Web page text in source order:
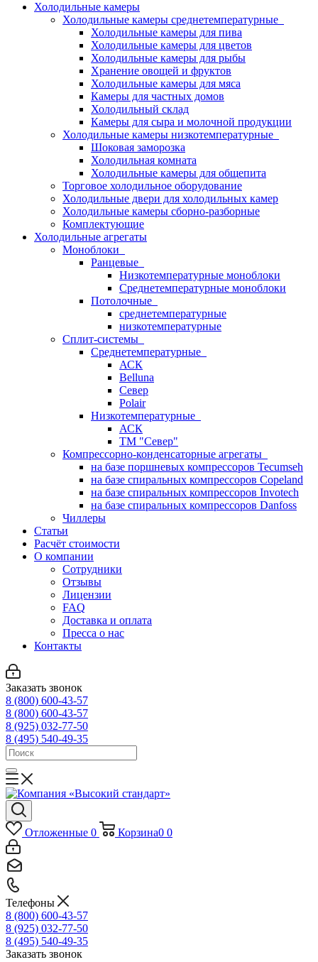
Холодильные камеры
Холодильные камеры среднетемпературные
Холодильные камеры для пива
Холодильные камеры для цветов
Холодильные камеры для рыбы
Хранение овощей и фруктов
Холодильные камеры для мяса
Камеры для частных домов
Холодильный склад
Камеры для сыра и молочной продукции
Холодильные камеры низкотемпературные
Шоковая заморозка
Холодильная комната
Холодильные камеры для общепита
Торговое холодильное оборудование
Холодильные двери для холодильных камер
Холодильные камеры сборно-разборные
Комплектующие
Холодильные агрегаты
Моноблоки
Ранцевые
Низкотемпературные моноблоки
Среднетемпературные моноблоки
Потолочные
среднетемпературные
низкотемпературные
Сплит-системы
Среднетемпературные
АСК
Belluna
Север
Polair
Низкотемпературные
АСК
ТМ "Север"
Компрессорно-конденсаторные агрегаты
на базе поршневых компрессоров Tecumseh
на базе спиральных компрессоров Copeland
на базе спиральных компрессоров Invotech
на базе спиральных компрессоров Danfoss
Чиллеры
Статьи
Расчёт стоимости
О компании
Сотрудники
Отзывы
Лицензии
FAQ
Доставка и оплата
Пресса о нас
Контакты
Заказать звонок
8 (800) 600-43-57
8 (800) 600-43-57
8 (925) 032-77-50
8 (495) 540-49-35
Отложенные 0 Корзина0 0
Телефоны
8 (800) 600-43-57
8 (925) 032-77-50
8 (495) 540-49-35
Заказать звонок